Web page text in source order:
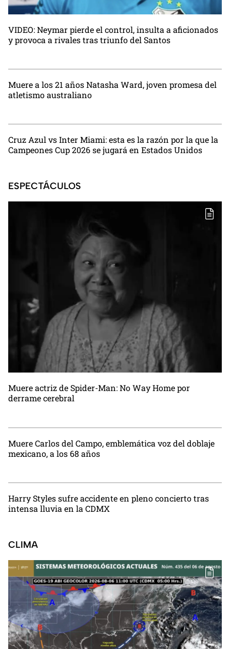
VIDEO: Neymar pierde el control, insulta a aficionados
y provoca a rivales tras triunfo del Santos
Muere a los 21 años Natasha Ward, joven promesa del
atletismo australiano
Cruz Azul vs Inter Miami: esta es la razón por la que la
Campeones Cup 2026 se jugará en Estados Unidos
ESPECTÁCULOS
Muere actriz de Spider-Man: No Way Home por
derrame cerebral
Muere Carlos del Campo, emblemática voz del doblaje
mexicano, a los 68 años
Harry Styles sufre accidente en pleno concierto tras
intensa lluvia en la CDMX
CLIMA